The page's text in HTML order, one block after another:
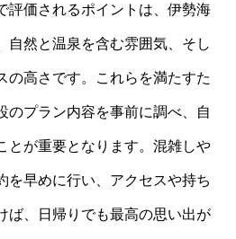
評価されるポイントは、伊勢海
自然と温泉を含む雰囲気、そし
の高さです。これらを満たすた
のプラン内容を事前に調べ、自
とが重要となります。混雑しや
を早めに行い、アクセスや持ち
ば、日帰りでも最高の思い出が